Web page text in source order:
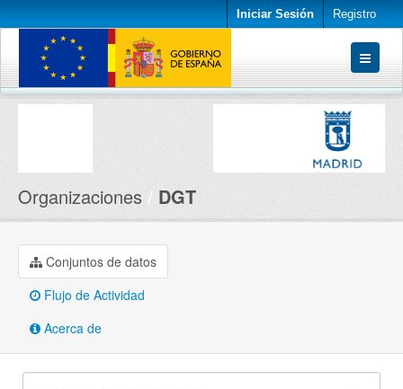
Iniciar Sesión Registro
Conjuntos de datos
Organizaciones DGT
Conjuntos de datos
Flujo de Actividad
Acerca de